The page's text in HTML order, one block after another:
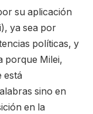
su aplicación
ya sea por
políticas, y
porque Milei,
está
sino en
en la